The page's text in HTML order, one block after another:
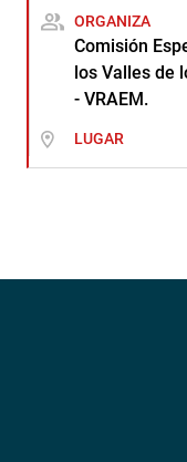
ORGANIZA
Comisión
los Valles de
- VRAEM.
LUGAR